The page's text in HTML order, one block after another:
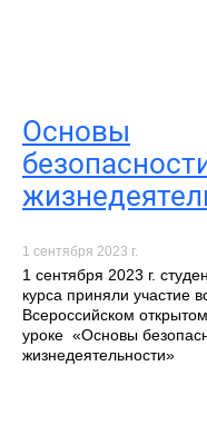
Основы
1 сентября 2023 г.
1 сентября 2023 г.
курса приняли участие
Всероссийском открытом
уроке «Основы
жизнедеятельности»